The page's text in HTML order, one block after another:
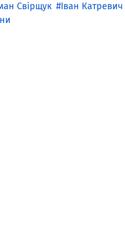
Свірщук Іван Катревич